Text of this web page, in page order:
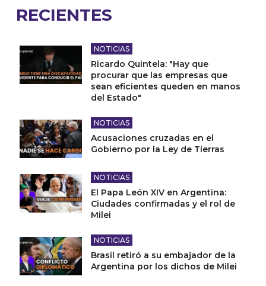
RECIENTES
NOTICIAS
Ricardo Quintela: "Hay que
procurar que las empresas que
sean eficientes queden en manos
del Estado"
NOTICIAS
Acusaciones cruzadas en el
Gobierno por la Ley de Tierras
NOTICIAS
El Papa León XIV en Argentina:
Ciudades confirmadas y el rol de
Milei
NOTICIAS
Brasil retiró a su embajador de la
Argentina por los dichos de Milei